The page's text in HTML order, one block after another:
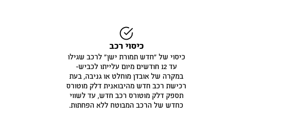
כיסוי רכב
כיסוי של ״חדש תמורת ישן״ לרכב שגילו
עד 12 חודשים מיום עלייתו לכביש-
במקרה של אובדן מוחלט או גניבה, בעת
רכישת רכב חדש מהיבואנית דלק מוטורס
תספק דלק מוטורס רכב חדש, עד לשווי
כחדש של הרכב המבוטח ללא הפחתות.